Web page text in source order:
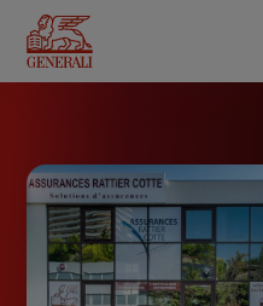
contenu
principal